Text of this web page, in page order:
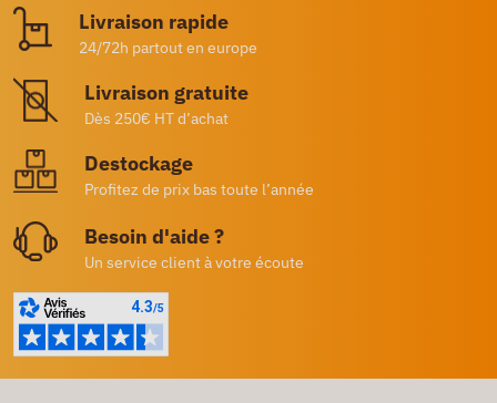
Livraison rapide
24/72h partout en europe
Livraison gratuite
Dès 250€ HT d’achat
Destockage
Profitez de prix bas toute l’année
Besoin d'aide ?
Un service client à votre écoute